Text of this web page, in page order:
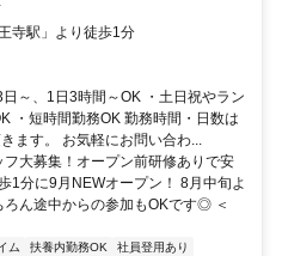
時間OK！沢山の同期と一緒にスタ
寺駅」より徒歩1分
～、1日3時間～OK ・土日祝やラン
・短時間勤務OK 勤務時間・日数は
ます。 お気軽にお問い合わ...
大募集！オープン前研修ありで安
1分に9月NEWオープン！ 8月中旬よ
ん途中からの参加もOKです◎ ＜
ム 扶養内勤務OK
社員登用あり